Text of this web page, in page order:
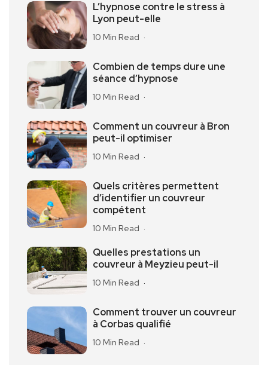
L’hypnose contre le stress à
Lyon peut-elle
10 Min Read
Combien de temps dure une
séance d’hypnose
10 Min Read
Comment un couvreur à Bron
peut-il optimiser
10 Min Read
Quels critères permettent
d’identifier un couvreur
compétent
10 Min Read
Quelles prestations un
couvreur à Meyzieu peut-il
10 Min Read
Comment trouver un couvreur
à Corbas qualifié
10 Min Read